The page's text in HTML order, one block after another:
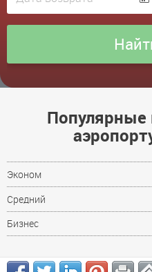
Популярные
Эконом
Средний
Бизнес